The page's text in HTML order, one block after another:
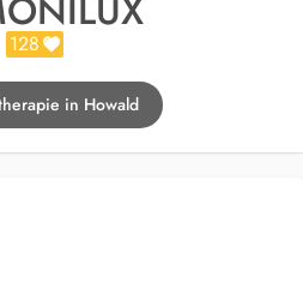
128
in Howald